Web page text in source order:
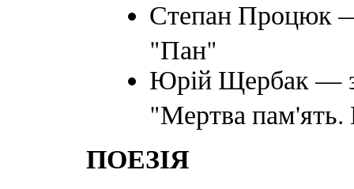
Степан Процюк
"Пан"
Юрій Щербак —
"Мертва пам'ять.
ПОЕЗІЯ